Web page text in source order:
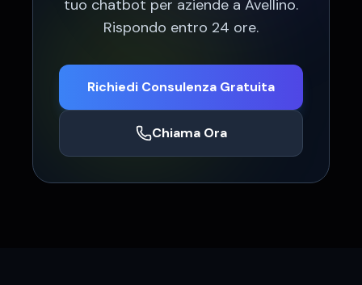
tuo chatbot per aziende a Avellino.
Rispondo entro 24 ore.
Richiedi Consulenza Gratuita
Chiama Ora